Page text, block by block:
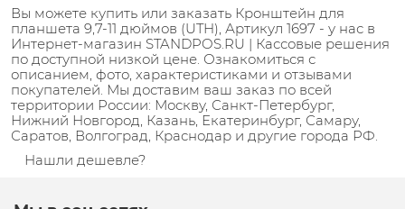
Вы можете купить или заказать Кронштейн для
планшета 9,7-11 дюймов (UTH), Артикул 1697 - у нас в
Интернет-магазин STANDPOS.RU | Кассовые решения
по доступной низкой цене. Ознакомиться с
описанием, фото, характеристиками и отзывами
покупателей. Мы доставим ваш заказ по всей
территории России: Москву, Санкт-Петербург,
Нижний Новгород, Казань, Екатеринбург, Самару,
Саратов, Волгоград, Краснодар и другие города РФ.
Нашли дешевле?